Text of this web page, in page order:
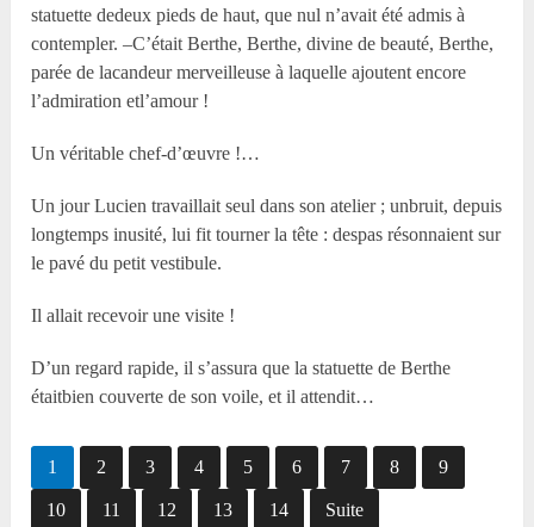
statuette dedeux pieds de haut, que nul n’avait été admis à
contempler. –C’était Berthe, Berthe, divine de beauté, Berthe,
parée de lacandeur merveilleuse à laquelle ajoutent encore
l’admiration etl’amour !
Un véritable chef-d’œuvre !…
Un jour Lucien travaillait seul dans son atelier ; unbruit, depuis
longtemps inusité, lui fit tourner la tête : despas résonnaient sur
le pavé du petit vestibule.
Il allait recevoir une visite !
D’un regard rapide, il s’assura que la statuette de Berthe
étaitbien couverte de son voile, et il attendit…
1 2 3 4 5 6 7 8 9
10 11 12 13 14 Suite